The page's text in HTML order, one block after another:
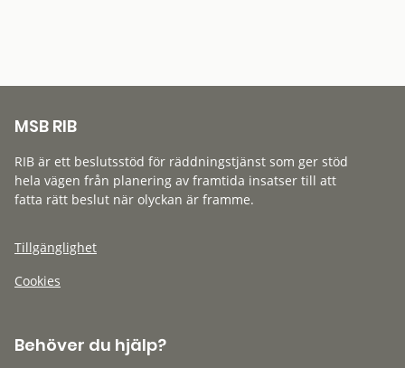
MSB RIB
RIB är ett beslutsstöd för räddningstjänst som ger stöd
hela vägen från planering av framtida insatser till att
fatta rätt beslut när olyckan är framme.
Tillgänglighet
Cookies
Behöver du hjälp?